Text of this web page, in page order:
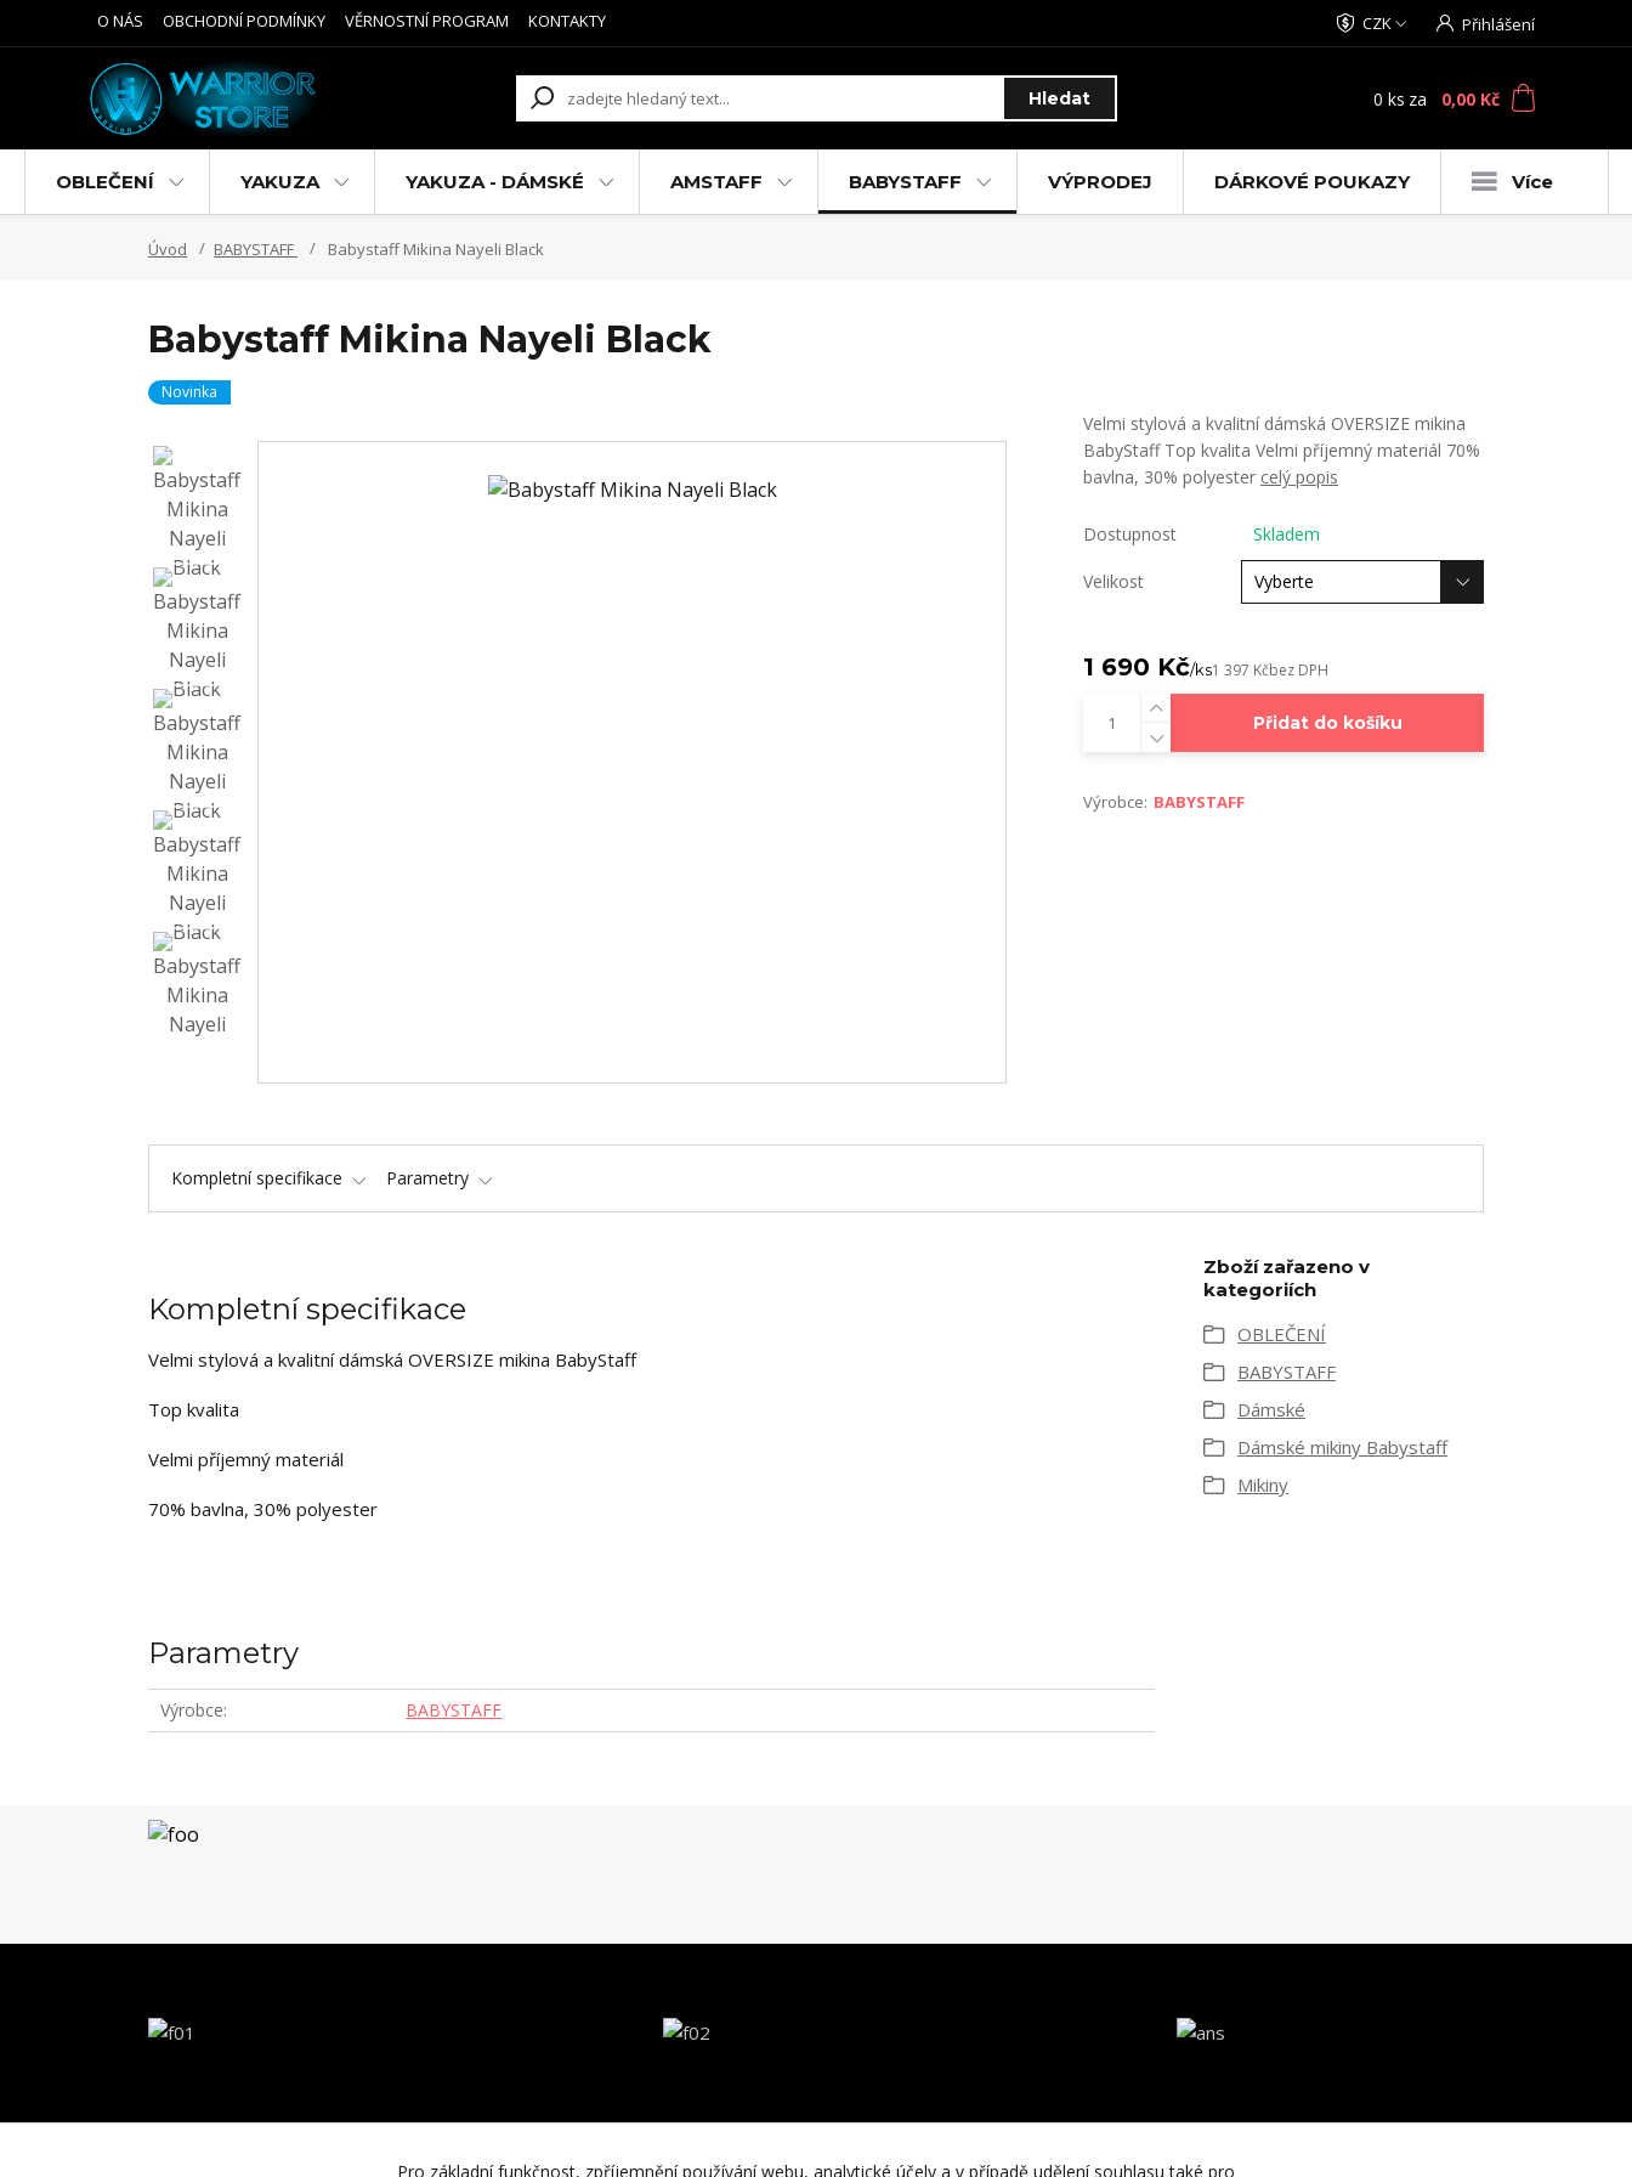
O NÁS OBCHODNÍ PODMÍNKY VĚRNOSTNÍ PROGRAM KONTAKTY CZK Přihlášení
Hledat 0 ks za 0,00 Kč
OBLEČENÍ YAKUZA YAKUZA - DÁMSKÉ AMSTAFF BABYSTAFF VÝPRODEJ DÁRKOVÉ POUKAZY Více
Úvod BABYSTAFF Babystaff Mikina Nayeli Black
Babystaff Mikina Nayeli Black
Novinka
Velmi stylová a kvalitní dámská OVERSIZE mikina
BabyStaff Top kvalita Velmi příjemný materiál 70%
bavlna, 30% polyester celý popis
Dostupnost Skladem
Velikost
1 690 Kč/ks1 397 Kčbez DPH
Přidat do košíku
Výrobce: BABYSTAFF
Kompletní specifikace Parametry
Kompletní specifikace
Velmi stylová a kvalitní dámská OVERSIZE mikina BabyStaff
Top kvalita
Velmi příjemný materiál
70% bavlna, 30% polyester
Parametry
Výrobce BABYSTAFF
Zboží zařazeno v
kategoriích
OBLEČENÍ
BABYSTAFF
Dámské
Dámské mikiny Babystaff
Mikiny
Pro základní funkčnost, zpříjemnění používání webu, analytické účely a v případě udělení souhlasu také pro